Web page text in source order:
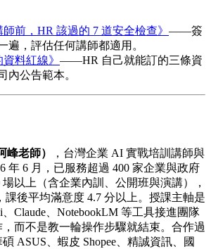
師前，HR 該過的 7 道安全檢查》 ——簽
遍，評估任何講師都適用。
料紅線》 ——HR 自己就能訂的三條資
內公告範本。
老師）
，台灣企業 AI 實戰培訓講師與
年 6 月，已服務超過 400 家企業與政府
以上（含企業內訓、公開班與演講），
課後平均滿意度 4.7 分以上。授課主軸是
、Claude、NotebookLM 等工具接進團隊
而不是教一輪操作步驟就結束。合作過
ASUS、蝦皮 Shopee、精誠資訊、國